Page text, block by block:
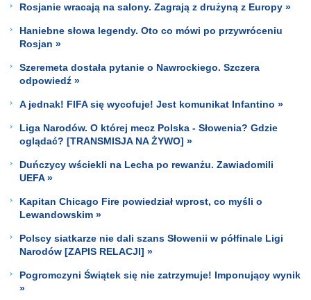
Rosjanie wracają na salony. Zagrają z drużyną z Europy »
Haniebne słowa legendy. Oto co mówi po przywróceniu
Rosjan »
Szeremeta dostała pytanie o Nawrockiego. Szczera
odpowiedź »
A jednak! FIFA się wycofuje! Jest komunikat Infantino »
Liga Narodów. O której mecz Polska - Słowenia? Gdzie
oglądać? [TRANSMISJA NA ŻYWO] »
Duńczycy wściekli na Lecha po rewanżu. Zawiadomili
UEFA »
Kapitan Chicago Fire powiedział wprost, co myśli o
Lewandowskim »
Polscy siatkarze nie dali szans Słowenii w półfinale Ligi
Narodów [ZAPIS RELACJI] »
Pogromczyni Świątek się nie zatrzymuje! Imponujący wynik
»